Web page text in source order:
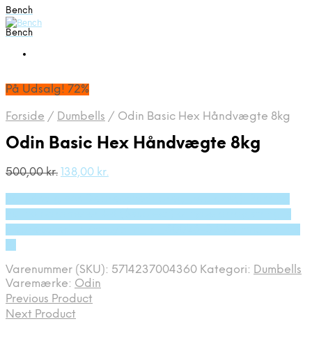
Bench
Bench
På Udsalg! 72%
Forside / Dumbells / Odin Basic Hex Håndvægte 8kg
Odin Basic Hex Håndvægte 8kg
500,00kr. Den
138,00 kr.Den
Varenummer (SKU): 5714237004360 Kategori: Dumbells
Varemærke: Odin
Previous Product
Next Product